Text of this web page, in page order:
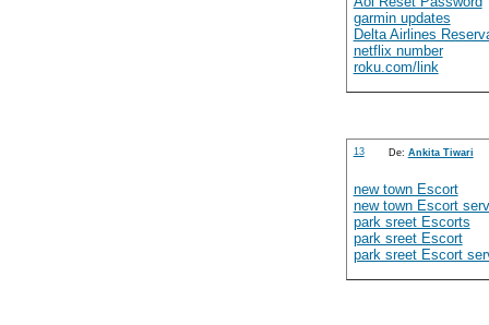
garmin updates
Delta Airlines
netflix number
roku.com/link
13 De: Ankita Tiwari
new town Escort
new town Escort
park sreet Escorts
park sreet Escort
park sreet Escort